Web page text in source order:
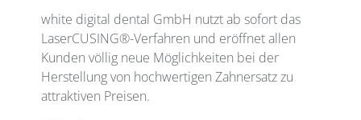
white digital dental GmbH nutzt ab sofort das
LaserCUSING®-Verfahren und eröffnet allen
Kunden völlig neue Möglichkeiten bei der
Herstellung von hochwertigen Zahnersatz zu
attraktiven Preisen.